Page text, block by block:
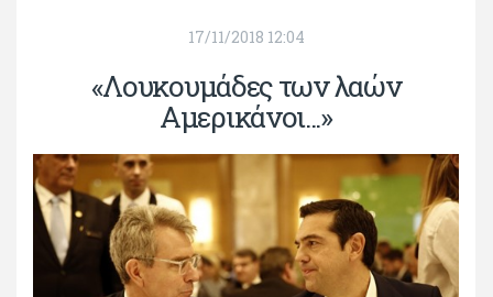
17/11/2018 12:04
«Λουκουμάδες των λαών
Αμερικάνοι...»